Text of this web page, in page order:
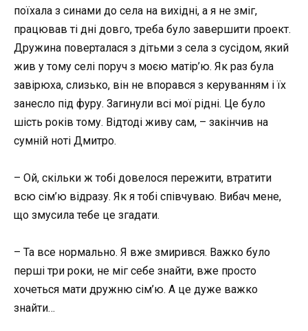
поїхала з синами до села на вихідні, а я не зміг,
працював ті дні довго, треба було завершити проект.
Дружина поверталася з дітьми з села з сусідом, який
жив у тому селі поруч з моєю матір’ю. Як раз була
завірюха, слизько, він не впорався з керуванням і їх
занесло під фуру. Загинули всі мої рідні. Це було
шість років тому. Відтоді живу сам, – закінчив на
сумній ноті Дмитро.
– Ой, скільки ж тобі довелося пережити, втратити
всю сім’ю відразу. Як я тобі співчуваю. Вибач мене,
що змусила тебе це згадати.
– Та все нормально. Я вже змирився. Важко було
перші три роки, не міг себе знайти, вже просто
хочеться мати дружню сім’ю. А це дуже важко
знайти…